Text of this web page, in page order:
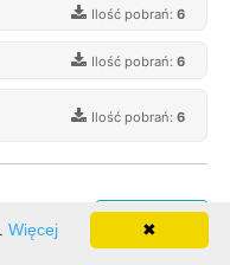
Ilość pobrań:6
Ilość pobrań:6
Ilość pobrań:6
Rejestr zmian
✖
Więcej